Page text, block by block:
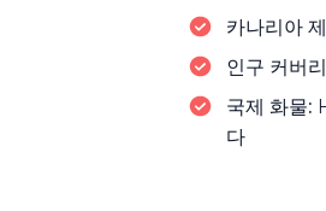
카나리아
인구 커버
국제 화물:
다